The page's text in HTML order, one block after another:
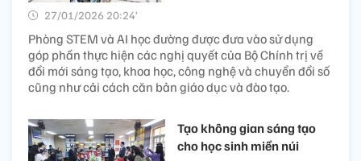
27/01/2026 20:24’
Phòng STEM và AI học đường được đưa vào sử dụng
góp phần thực hiện các nghị quyết của Bộ Chính trị về
đổi mới sáng tạo, khoa học, công nghệ và chuyển đổi số
cũng như cải cách căn bản giáo dục và đào tạo.
Tạo không gian sáng tạo
cho học sinh miền núi